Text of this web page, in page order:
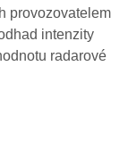
provozovatelem
intenzity
radarové